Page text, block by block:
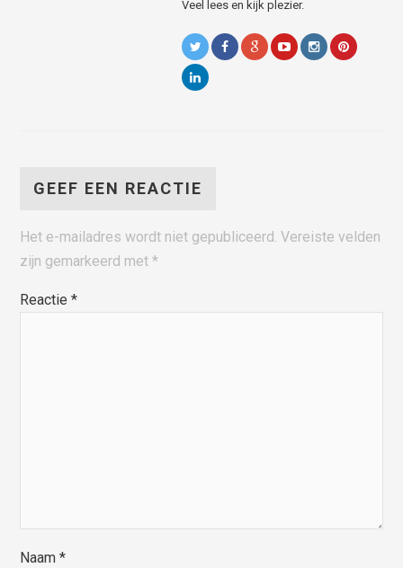
Veel lees en kijk plezier.
GEEF EEN REACTIE
Het e-mailadres wordt niet gepubliceerd. Vereiste velden
zijn gemarkeerd met*
Reactie*
Naam*